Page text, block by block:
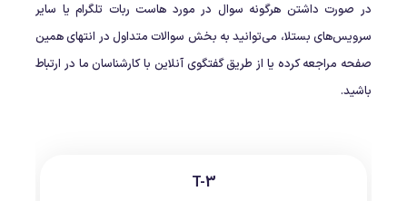
در صورت داشتن هرگونه سوال در مورد هاست ربات تلگرام یا سایر
سرویس‌های بستلا، می‌توانید به بخش سوالات متداول در انتهای همین
صفحه مراجعه کرده یا از طریق گفتگوی آنلاین با کارشناسان ما در ارتباط
باشید.
T-3